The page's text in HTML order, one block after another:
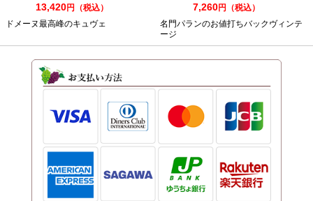
13,420円（税込）
ドメーヌ最高峰のキュヴェ
7,260円（税込）
名門パランのお値打ちバックヴィンテ
ージ